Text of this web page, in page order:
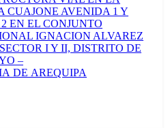
CUAJONE AVENIDA 1 Y
EN EL CONJUNTO
IGNACION ALVAREZ
I Y II, DISTRITO DE
–
DE AREQUIPA